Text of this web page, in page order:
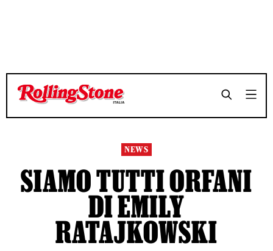
TEMPO DI LETTURA 5 MINUTI SHARE
TEMPO DI LETTURA 5 MINUTI SHARE
NEWS
SIAMO TUTTI ORFANI
DI EMILY
RATAJKOWSKI